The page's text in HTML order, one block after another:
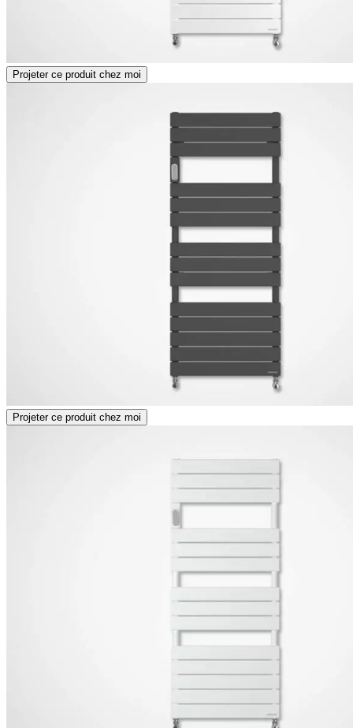
Projeter ce produit chez moi
Projeter ce produit chez moi